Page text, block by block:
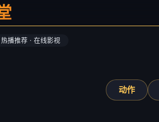
播推荐 · 在线影视
动作